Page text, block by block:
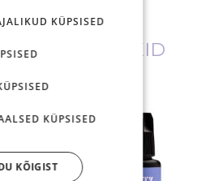
HULGIPAKID
KÜPSISED
KÜPSISED
KÕIGIST